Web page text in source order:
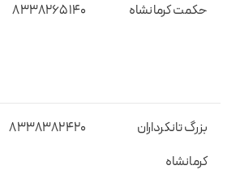
حکمت کرمانشاه ۸۳۳۸۲۶۵۱۴۰
بزرگ تانکرداران
کرمانشاه
۸۳۳۸۳۸۲۴۲۰